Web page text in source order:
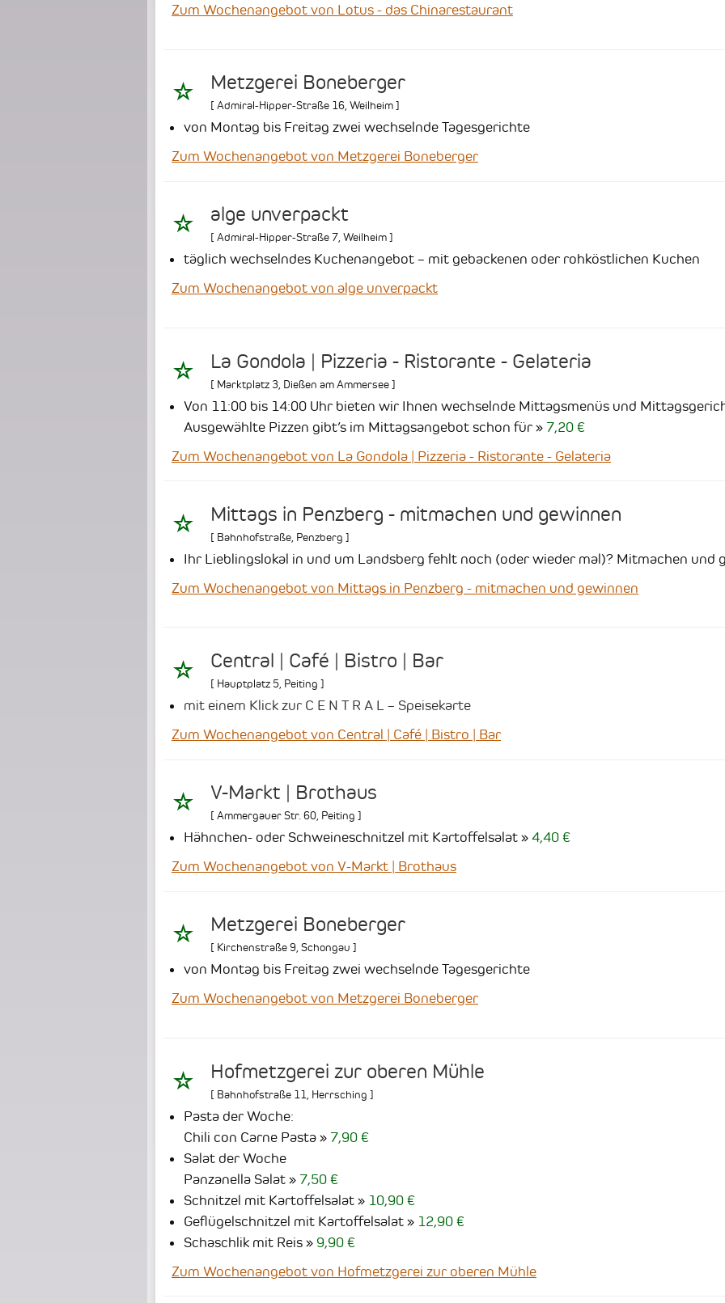
Zum Wochenangebot von Lotus - das Chinarestaurant
Metzgerei Boneberger
[ Admiral-Hipper-Straße 16,Weilheim]
von Montag bis Freitag zwei wechselnde Tagesgerichte
Zum Wochenangebot von Metzgerei Boneberger
alge unverpackt
[ Admiral-Hipper-Straße 7,Weilheim]
täglich wechselndes Kuchenangebot – mit gebackenen oder rohköstlichen Kuchen
Zum Wochenangebot von alge unverpackt
La Gondola | Pizzeria - Ristorante - Gelateria
[ Marktplatz 3 Dießen am Ammersee]
Von 11:00 bis 14:00 Uhr bieten wir Ihnen wechselnde Mittagsmenüs und
Ausgewählte Pizzen gibt’s im Mittagsangebot schon für
7,20 €
Zum Wochenangebot von La Gondola | Pizzeria - Ristorante - Gelateria
Mittags in Penzberg - mitmachen und gewinnen
[ Bahnhofstraße Penzberg ]
Ihr Lieblingslokal in und um Landsberg fehlt noch (oder wieder mal)? Mitmachen und
Zum Wochenangebot von Mittags in Penzberg - mitmachen und gewinnen
Central | Café | Bistro | Bar
[ Hauptplatz 5 Peiting ]
mit einem Klick zur C E N T R A L – Speisekarte
Zum Wochenangebot von Central | Café | Bistro | Bar
V-Markt | Brothaus
[ Ammergauer Str. 60 Peiting ]
Hähnchen- oder Schweineschnitzel mit Kartoffelsalat
4,40 €
Zum Wochenangebot von V-Markt | Brothaus
Metzgerei Boneberger
[ Kirchenstraße 9,Schongau ]
von Montag bis Freitag zwei wechselnde Tagesgerichte
Zum Wochenangebot von Metzgerei Boneberger
Hofmetzgerei zur oberen Mühle
[ Bahnhofstraße 11 Herrsching ]
Pasta der Woche:
Chili con Carne Pasta
7,90 €
Salat der Woche
Panzanella Salat
7,50 €
Schnitzel mit Kartoffelsalat
10,90 €
Geflügelschnitzel mit Kartoffelsalat
12,90 €
Schaschlik mit Reis
9,90 €
Zum Wochenangebot von Hofmetzgerei zur oberen Mühle